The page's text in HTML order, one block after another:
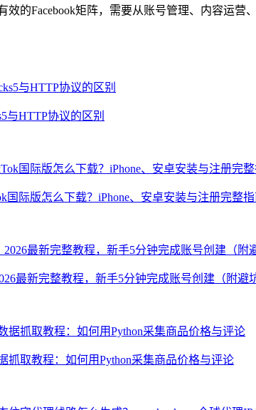
效的Facebook矩阵，需要从账号管理、内容运营
与HTTP协议的区别
国际版怎么下载？iPhone、安卓安装与注册完整
最新完整教程，新手5分钟完成账号创建（附避
抓取教程：如何用Python采集商品价格与评论